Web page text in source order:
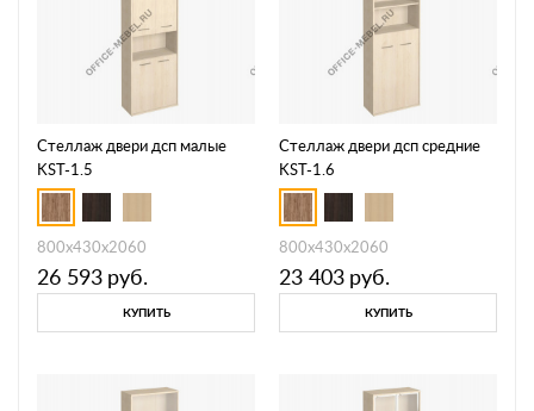
Стеллаж двери дсп малые
KST-1.5
800х430х2060
26 593 руб.
КУПИТЬ
Стеллаж двери дсп средние
KST-1.6
800х430х2060
23 403 руб.
КУПИТЬ